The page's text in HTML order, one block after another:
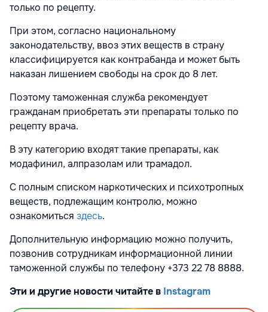
только по рецепту.
При этом, согласно национальному
законодательству, ввоз этих веществ в страну
классифицируется как контрабанда и может быть
наказан лишением свободы на срок до 8 лет.
Поэтому таможенная служба рекомендует
гражданам приобретать эти препараты только по
рецепту врача.
В эту категорию входят такие препараты, как
модафинил, алпразолам или трамадол.
С полным списком наркотических и психотропных
веществ, подлежащим контролю, можно
ознакомиться здесь.
Дополнительную информацию можно получить,
позвонив сотрудникам информационной линии
таможенной службы по телефону +373 22 78 8888.
Эти и другие новости читайте в Instagram